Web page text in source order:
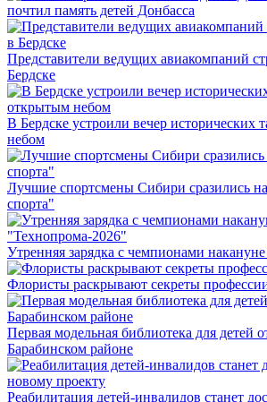
почтил память детей Донбасса
Представители ведущих авиакомпаний
Бердске
В Бердске устроили вечер исторических
небом
Лучшие спортсмены Сибири сразились
спорта"
Утренняя зарядка с чемпионами
Флористы раскрывают секреты
Первая модельная библиотека для детей
Барабинском районе
Реабилитация детей-инвалидов станет